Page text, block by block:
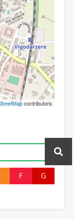
contributors
A
F G